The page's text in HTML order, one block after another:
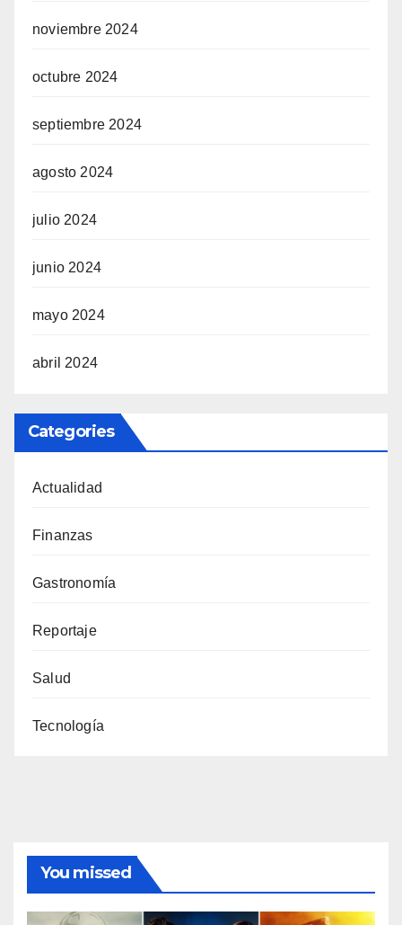
noviembre 2024
octubre 2024
septiembre 2024
agosto 2024
julio 2024
junio 2024
mayo 2024
abril 2024
Categories
Actualidad
Finanzas
Gastronomía
Reportaje
Salud
Tecnología
You missed